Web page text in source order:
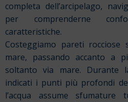
completa dell’arcipelago,
per comprenderne
caratteristiche.
Costeggiamo pareti
mare, passando accanto a
soltanto via mare. Durante
indicati i punti più profondi
l’acqua assume sfumature